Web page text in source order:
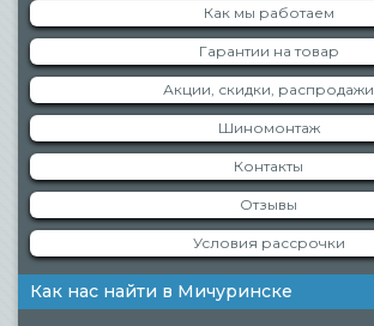
Как мы работаем
Гарантии на товар
Акции, скидки, распродажи
Шиномонтаж
Контакты
Отзывы
Условия рассрочки
Как нас найти в Мичуринске